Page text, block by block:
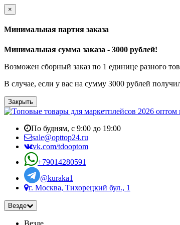
×
Минимальная партия заказа
Минимальная сумма заказа - 3000 рублей!
Возможен сборный заказ по 1 единице разного
В случае, если у вас на сумму 3000 рублей
Закрыть
По будням, с 9:00 до 19:00
sale@opttop24.ru
vk.com/tdooptom
+79014280591
@kuraka1
г. Москва, Тихорецкий бул., 1
Везде
Везде